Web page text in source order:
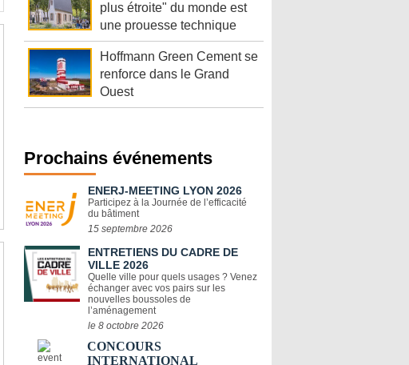
plus étroite" du monde est
une prouesse technique
Hoffmann Green Cement se
renforce dans le Grand
Ouest
Prochains événements
ENERJ-MEETING LYON 2026
Participez à la Journée de l’efficacité
du bâtiment
15 septembre 2026
ENTRETIENS DU CADRE DE
VILLE 2026
Quelle ville pour quels usages ? Venez
échanger avec vos pairs sur les
nouvelles boussoles de
l’aménagement
le 8 octobre 2026
CONCOURS
INTERNATIONAL